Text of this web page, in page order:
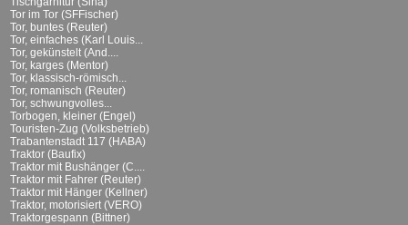
Tor im Tor (SFFischer)
Tor, buntes (Reuter)
Tor, einfaches (Karl Louis...
Tor, gekünstelt (And....
Tor, karges (Mentor)
Tor, klassisch-römisch...
Tor, romanisch (Reuter)
Tor, schwungvolles...
Torbogen, kleiner (Engel)
Touristen-Zug (Volksbetrieb)
Trabantenstadt 117 (HABA)
Traktor (Baufix)
Traktor mit Bushänger (C....
Traktor mit Fahrer (Reuter)
Traktor mit Hänger (Kellner)
Traktor, motorisiert (VERO)
Traktorgespann (Bittner)